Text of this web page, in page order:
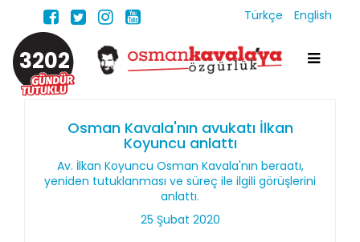
Türkçe English
3202
Osman Kavala'nın avukatı İlkan
Koyuncu anlattı
Av. İlkan Koyuncu Osman Kavala'nın beraatı,
yeniden tutuklanması ve süreç ile ilgili görüşlerini
anlattı.
25 Şubat 2020